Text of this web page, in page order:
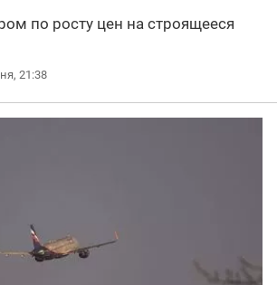
по росту цен на строящееся
21:38